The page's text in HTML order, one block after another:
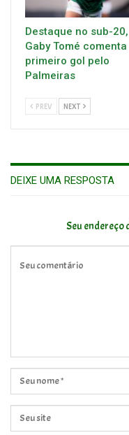
Destaque no sub-20,
Gaby Tomé comenta
primeiro gol pelo
Palmeiras
PREV NEXT
DEIXE UMA RESPOSTA
Seu endereço